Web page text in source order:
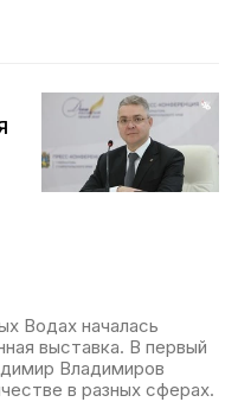
Водах началась
выставка. В первый
Владимиров
в разных сферах.